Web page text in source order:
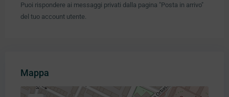
Puoi rispondere ai messaggi privati ​​dalla pagina "Posta in arrivo"
del tuo account utente.
Mappa